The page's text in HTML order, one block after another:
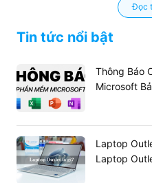
Xử lý đa nhiệm không
Hãy tưởng tượng bạn đang
trọng trên Zoom, đồng
dòng. VớiRAM Laptop
cùng mượt mà. Bạn có
ứng dụng tức thì mà
Đọc
Tin tức nổi bật
Thông Báo
Microsoft
Laptop
Laptop